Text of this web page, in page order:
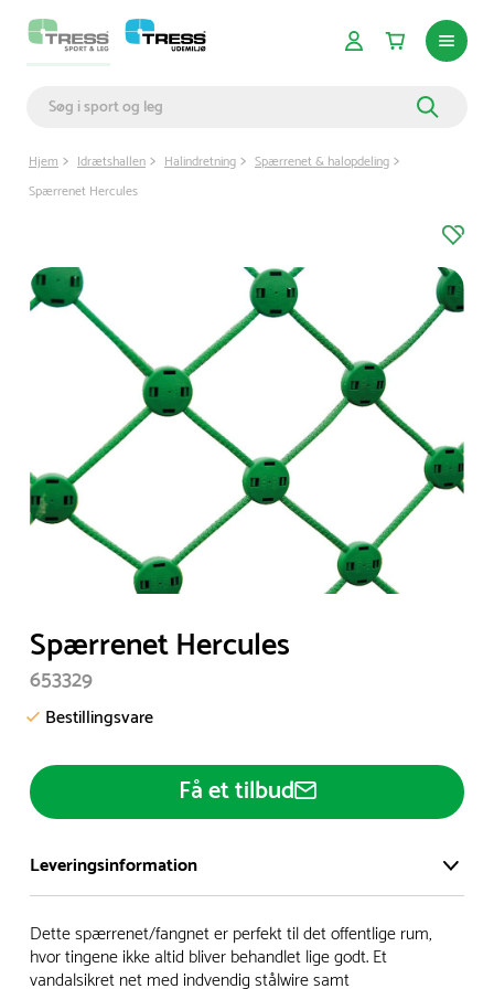
Hjem Idrætshallen Halindretning
Spærrenet & halopdeling
Spærrenet Hercules
1
of
1
Spærrenet Hercules
653329
Bestillingsvare
Få et tilbud
Leveringsinformation
Vi har et stort og effektivt lager på ca. 6.000 kvadratmeter
med mere end 5.000 forskellige produkter på hylderne til
Dette spærrenet/fangnet er perfekt til det offentlige rum,
hvor tingene ikke altid bliver behandlet lige godt. Et
vandalsikret net med indvendig stålwire samt